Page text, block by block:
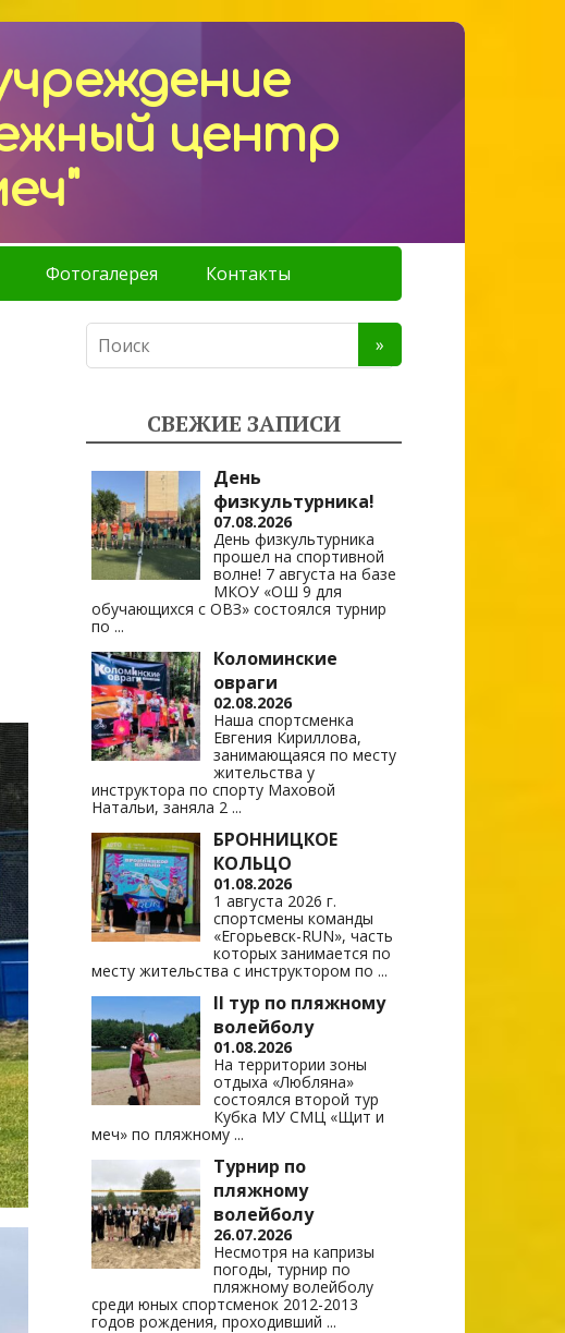
центр
Фотогалерея Контакты
СВЕЖИЕ ЗАПИСИ
День
физкультурника!
07.08.2026
День физкультурника
прошел на спортивной
волне! 7 августа на базе
МКОУ «ОШ 9 для
обучающихся с ОВЗ» состоялся турнир
по...
Коломинские
овраги
02.08.2026
Наша спортсменка
Евгения Кириллова,
занимающаяся по месту
жительства у
инструктора по спорту Маховой
Натальи, заняла 2 ...
БРОННИЦКОЕ
КОЛЬЦО
01.08.2026
1 августа 2026 г.
спортсмены команды
«Егорьевск-RUN», часть
которых занимается по
месту жительства с инструктором по ...
II тур по пляжному
волейболу
01.08.2026
На территории зоны
отдыха «Любляна»
состоялся второй тур
Кубка МУ СМЦ «Щит и
меч» по пляжному ...
Турнир по
пляжному
волейболу
26.07.2026
Несмотря на капризы
погоды, турнир по
пляжному волейболу
среди юных спортсменок 2012-2013
годов рождения, проходивший ...